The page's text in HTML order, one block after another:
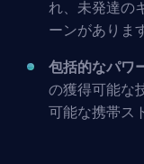
れ、未発達の
ーンがありま
包括的なパワ
の獲得可能な
可能な携帯ス